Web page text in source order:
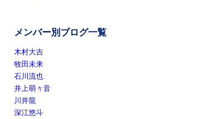
メンバー別ブログ一覧
木村大吉
牧田未来
石川流也
井上萌々音
川井龍
深江悠斗